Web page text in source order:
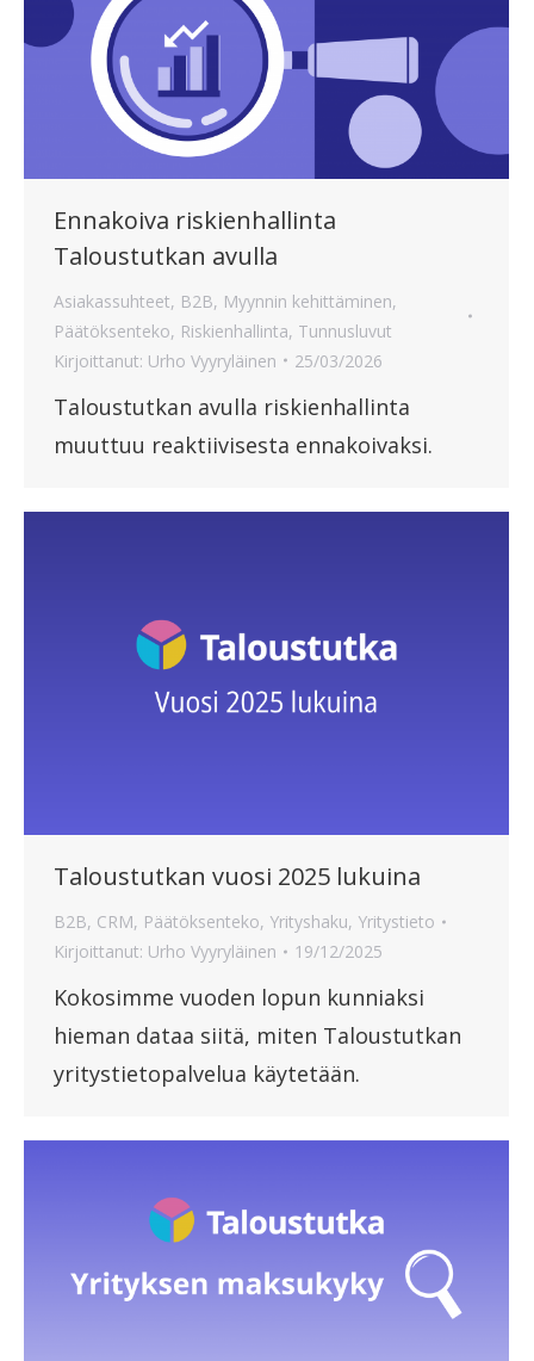
Ennakoiva riskienhallinta
Taloustutkan avulla
Asiakassuhteet, B2B, Myynnin kehittäminen,
Päätöksenteko, Riskienhallinta, Tunnusluvut
Kirjoittanut: Urho Vyyryläinen 25/03/2026
Taloustutkan avulla riskienhallinta
muuttuu reaktiivisesta ennakoivaksi.
Taloustutkan vuosi 2025 lukuina
B2B, CRM, Päätöksenteko, Yrityshaku, Yritystieto
Kirjoittanut: Urho Vyyryläinen 19/12/2025
Kokosimme vuoden lopun kunniaksi
hieman dataa siitä, miten Taloustutkan
yritystietopalvelua käytetään.